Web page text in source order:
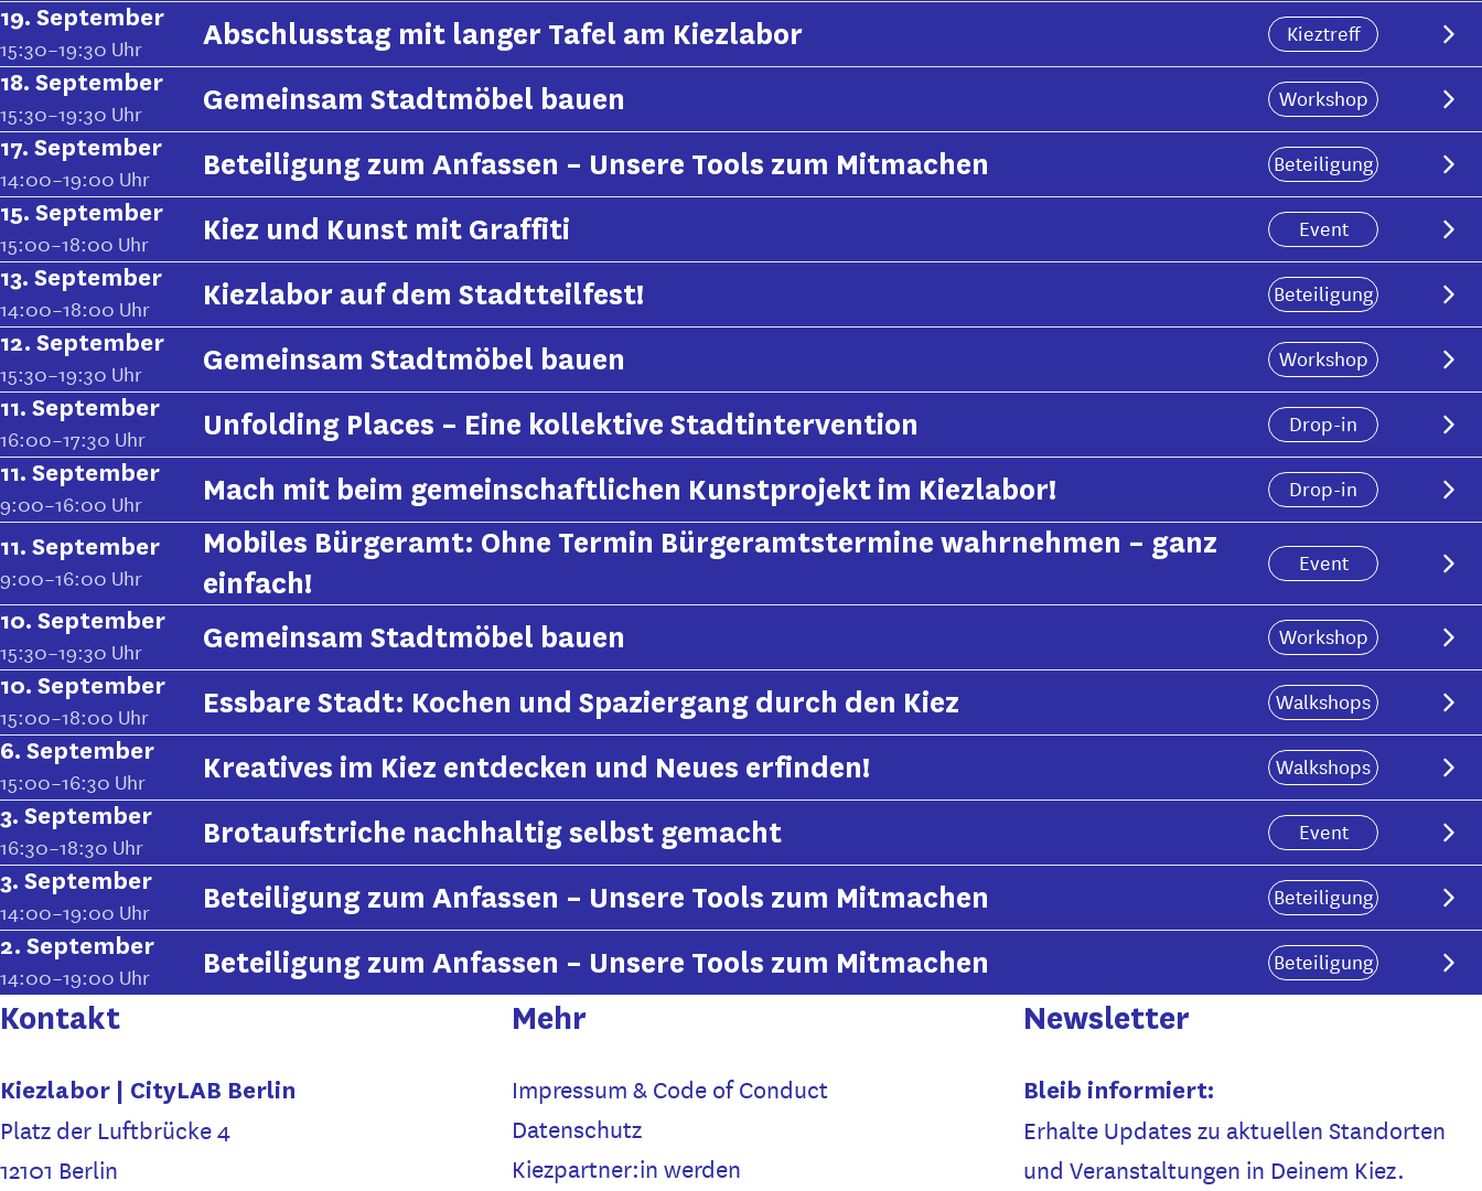
19. September
15:30–19:30 Uhr Abschlusstag mit langer Tafel am Kiezlabor Kieztreff
18. September
15:30–19:30 Uhr Gemeinsam Stadtmöbel bauen Workshop
17. September
14:00–19:00 Uhr Beteiligung zum Anfassen – Unsere Tools zum Mitmachen Beteiligung
15. September
15:00–18:00 Uhr Kiez und Kunst mit Graffiti Event
13. September
14:00–18:00 Uhr Kiezlabor auf dem Stadtteilfest! Beteiligung
12. September
15:30–19:30 Uhr Gemeinsam Stadtmöbel bauen Workshop
11. September
16:00–17:30 Uhr Unfolding Places – Eine kollektive Stadtintervention Drop-in
11. September
9:00–16:00 Uhr Mach mit beim gemeinschaftlichen Kunstprojekt im Kiezlabor! Drop-in
11. September
9:00–16:00 Uhr
Mobiles Bürgeramt: Ohne Termin Bürgeramtstermine wahrnehmen – ganz
einfach!
Event
10. September
15:30–19:30 Uhr Gemeinsam Stadtmöbel bauen Workshop
10. September
15:00–18:00 Uhr Essbare Stadt: Kochen und Spaziergang durch den Kiez Walkshops
6. September
15:00–16:30 Uhr Kreatives im Kiez entdecken und Neues erfinden! Walkshops
3. September
16:30–18:30 Uhr Brotaufstriche nachhaltig selbst gemacht Event
3. September
14:00–19:00 Uhr Beteiligung zum Anfassen – Unsere Tools zum Mitmachen Beteiligung
2. September
14:00–19:00 Uhr Beteiligung zum Anfassen – Unsere Tools zum Mitmachen Beteiligung
Kontakt
Kiezlabor | CityLAB Berlin
Platz der Luftbrücke 4
12101 Berlin
Mehr
Impressum & Code of Conduct
Datenschutz
Kiezpartner:in werden
Newsletter
Bleib informiert:
Erhalte Updates zu aktuellen Standorten
und Veranstaltungen in Deinem Kiez.